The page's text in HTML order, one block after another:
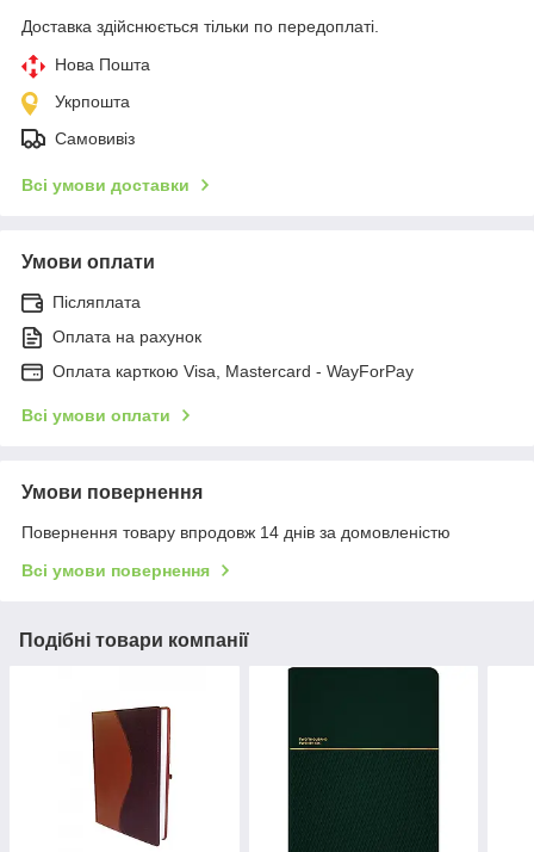
Доставка здійснюється тільки по передоплаті.
Нова Пошта
Укрпошта
Самовивіз
Всі умови доставки
Умови оплати
Післяплата
Оплата на рахунок
Оплата карткою Visa, Mastercard - WayForPay
Всі умови оплати
Умови повернення
Повернення товару впродовж 14 днів за домовленістю
Всі умови повернення
Подібні товари компанії